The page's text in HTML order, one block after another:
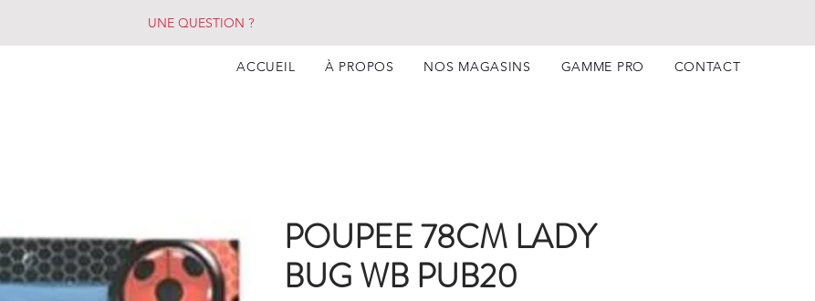
UNE QUESTION ?
ACCUEIL À PROPOS NOS MAGASINS GAMME PRO CONTACT
POUPEE 78CM LADY
BUG WB PUB20